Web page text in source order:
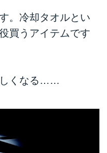
。冷却タオルとい
買うアイテムです
しくなる……